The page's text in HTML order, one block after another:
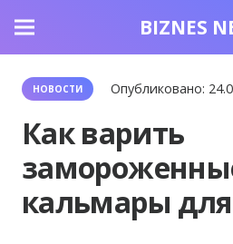
BIZNES
НОВОСТИ Опубликовано:
Как варить
кальмары для